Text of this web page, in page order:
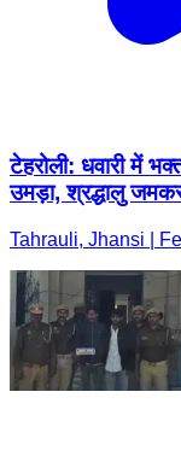
टेहरोली: धवारी में
उमड़ा, श्रद्धालु
Tahrauli, Jhansi |